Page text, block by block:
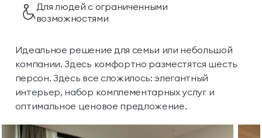
Для людей с ограниченными
возможностями
Идеальное решение для семьи или небольшой
компании. Здесь комфортно разместятся шесть
персон. Здесь все сложилось: элегантный
интерьер, набор комплементарныхуслуги
оптимальное ценовое предложение.